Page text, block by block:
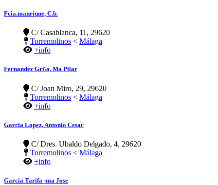
Fcia.manrique, C.b.
C/ Casablanca, 11, 29620
Torremolinos < Málaga
+info
Fernandez Gri\o, Ma Pilar
C/ Joan Miro, 29, 29620
Torremolinos < Málaga
+info
Garcia Lopez, Antonio Cesar
C/ Dres. Ubaldo Delgado, 4, 29620
Torremolinos < Málaga
+info
Garcia Tarifa -ma Jose